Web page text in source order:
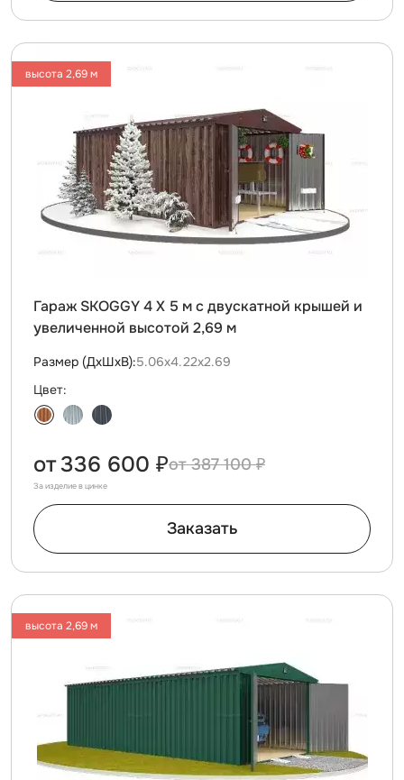
высота 2,69 м
Гараж SKOGGY 4 Х 5 м с двускатной крышей и
увеличенной высотой 2,69 м
Размер (ДxШxВ):5.06х4.22х2.69
Цвет:
387 100 ₽
от336 600 ₽
За изделие в цинке
Заказать
высота 2,69 м